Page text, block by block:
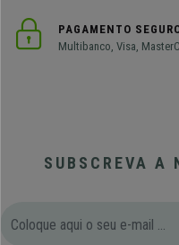
PAGAMENTO
Multibanco, Visa,
SUBSCREVA A